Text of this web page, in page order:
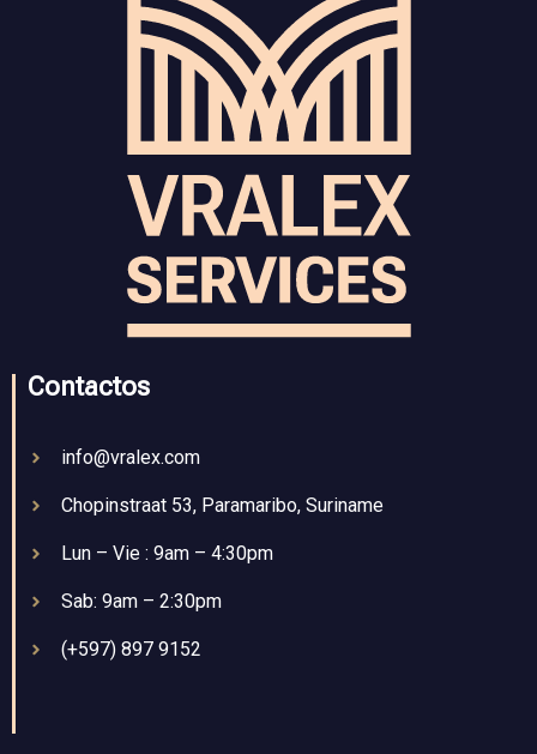
Contactos
info@vralex.com
Chopinstraat 53, Paramaribo, Suriname
Lun – Vie : 9am – 4:30pm
Sab: 9am – 2:30pm
(+597) 897 9152